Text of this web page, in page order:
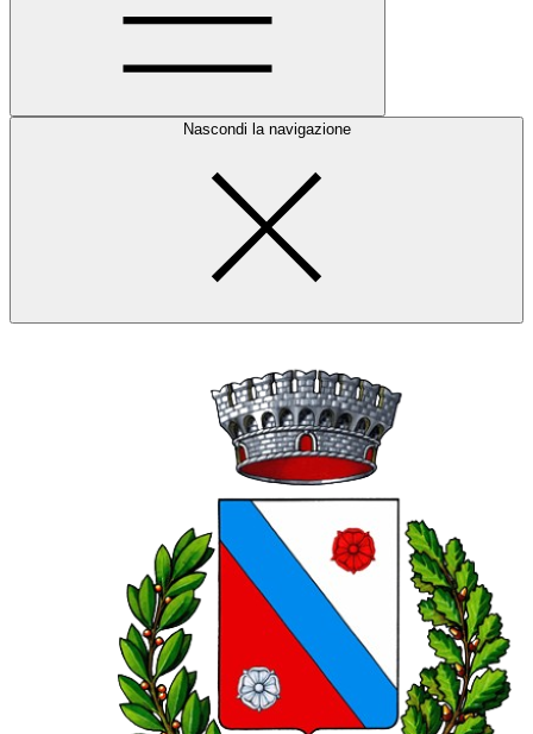
Nascondi la navigazione